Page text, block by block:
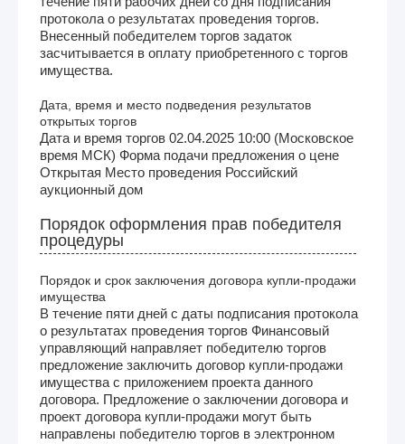
протокола о результатах проведения торгов.
Внесенный победителем торгов задаток
засчитывается в оплату приобретенного с торгов
имущества.
Дата, время и место подведения результатов
открытых торгов
Дата и время торгов 02.04.2025 10:00 (Московское
время МСК) Форма подачи предложения о цене
Открытая Место проведения Российский
аукционный дом
Порядок оформления прав победителя
процедуры
Порядок и срок заключения договора купли-продажи
имущества
В течение пяти дней с даты подписания протокола
о результатах проведения торгов Финансовый
управляющий направляет победителю торгов
предложение заключить договор купли-продажи
имущества с приложением проекта данного
договора. Предложение о заключении договора и
проект договора купли-продажи могут быть
направлены победителю торгов в электронном